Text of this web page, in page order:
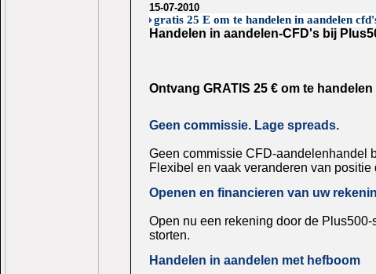
15-07-2010
gratis 25 E om te handelen in aandelen
Handelen in aandelen-CFD's bij
Ontvang GRATIS 25 € om te
Geen commissie. Lage spreads.
Geen commissie CFD-aandelenhandel
Flexibel en vaak veranderen van positie
Openen en financieren van uw
Open nu een rekening door de
storten.
Handelen in aandelen met hefboom